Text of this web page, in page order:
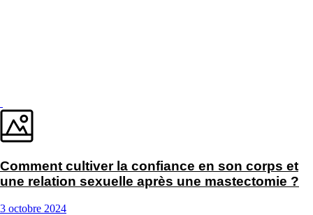
Comment cultiver la confiance en son corps et
une relation sexuelle après une mastectomie ?
3 octobre 2024